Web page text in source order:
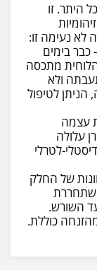
היתר. זו
לא נעימה זו:
כבר בימים
מתכסה
ולא
לטיפול
עצמה
עלולה
לטרלי
של החלק
השורש.
כוללת.